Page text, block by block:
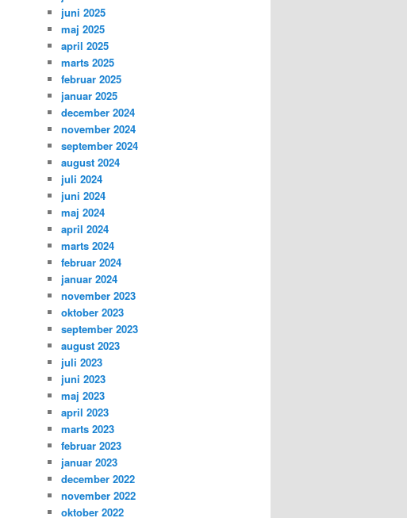
juni 2025
maj 2025
april 2025
marts 2025
februar 2025
januar 2025
december 2024
november 2024
september 2024
august 2024
juli 2024
juni 2024
maj 2024
april 2024
marts 2024
februar 2024
januar 2024
november 2023
oktober 2023
september 2023
august 2023
juli 2023
juni 2023
maj 2023
april 2023
marts 2023
februar 2023
januar 2023
december 2022
november 2022
oktober 2022